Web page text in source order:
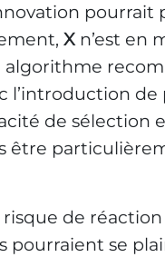
pourrait
Xn’est en
algorithme
l’introduction
de sélection
être
de
pourraient se